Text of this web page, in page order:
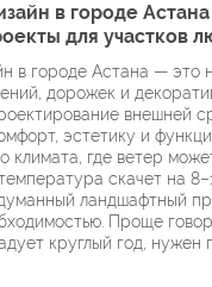
в городе
для участков
в городе Астана — это
дорожек и
внешней
эстетику и
климата, где ветер
скачет на
ландшафтный
Проще
круглый год, нужен